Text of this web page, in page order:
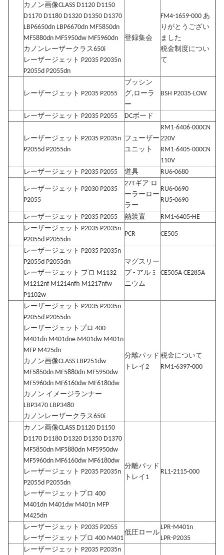
カノン画像CLASS D1120 D1150
D1170 D1180 D1320 D1350 D1370
LBP6650dn LBP6670dn MF5850dn
MF5880dn MF5950dw MF5960dn
カノンレーザークラス650i
レーザージェット P2035 P2035n
P2055d P2055dn
登録集会
FM4-1659-000 あ
りがとうござい
ました
税金制度につい
て
レーザージェット P2035 P2055
ブッシン
グ,ローラ
ー
BSH P2035-LOW
レーザージェット P2035 P2055 DCボード
レーザージェット P2035 P2035n
P2055d P2055dn
フューザー
ユニット
RM1-6406-000CN
220V
RM1-6405-000CN
110V
レーザージェット P2035 P2055
道具 RU6-0680
レーザージェット P2030 P2035
P2055
27Tギア ロ
ーラーロー
ラー
RU6-0690
RU5-0690
レーザージェット P2035 P2055 熱装置
RM1-6405-HE
レーザージェット P2035 P2035n
P2055d P2055dn
PCR CE505
レーザージェット P2035 P2035n
P2055d P2055dn
レーザージェット プロ M1132
M1212nf M1214nfh M1217nfw
P1102w
マグスリー
ブ - アルミ
ニウム
CE505A CE285A
レーザージェット P2035 P2035n
P2055d P2055dn
レーザージェットプロ 400
M401dn M401dne M401dw M401n
MFP M425dn
カノン画像CLASS LBP251dw
MF5850dn MF5880dn MF5950dw
MF5960dn MF6160dw MF6180dw
カノン イメージランナー
LBP3470 LBP3480
カノンレーザークラス650i
分離パッド
トレイ2
税金について
RM1-6397-000
カノン画像CLASS D1120 D1150
D1170 D1180 D1320 D1350 D1370
MF5850dn MF5880dn MF5950dw
MF5960dn MF6160dw MF6180dw
レーザージェット P2035 P2035n
P2055d P2055dn
レーザージェットプロ 400
M401dn M401dw M401n MFP
M425dn
分離パッド
トレイ1
RL1-2115-000
レーザージェット P2035 P2055
レーザージェットプロ 400 M401
低圧ロール
LPR-M401n
LPR-P2035
レーザージェット P2035 P2035n